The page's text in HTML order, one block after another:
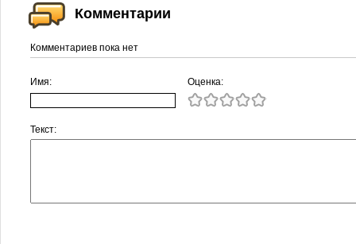
Комментарии
Комментариев пока нет
Имя: Оценка:
Текст: